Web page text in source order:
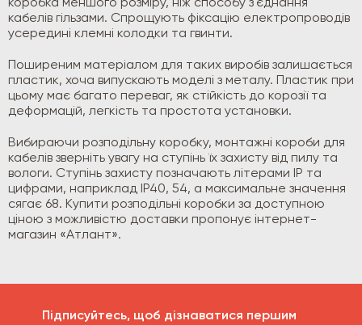
коробка меншого розміру, ніж способу з'єднання
кабелів гільзами. Спрощують фіксацію електропроводів
усередині клемні колодки та гвинти.
Поширеним матеріалом для таких виробів залишається
пластик, хоча випускають моделі з металу. Пластик при
цьому має багато переваг, як стійкість до корозії та
деформацій, легкість та простота установки.
Вибираючи розподільну коробку, монтажні короби для
кабелів зверніть увагу на ступінь їх захисту від пилу та
вологи. Ступінь захисту позначають літерами IP та
цифрами, наприклад IP40, 54, а максимальне значення
сягає 68. Купити розподільні коробки за доступною
ціною з можливістю доставки пропонує інтернет-
магазин «Атлант».
Підписуйтесь, щоб дізнаватися першим